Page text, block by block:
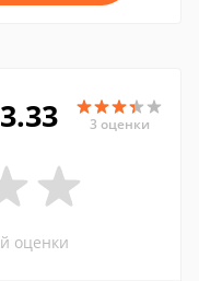
3.33 3 оценки
оценки